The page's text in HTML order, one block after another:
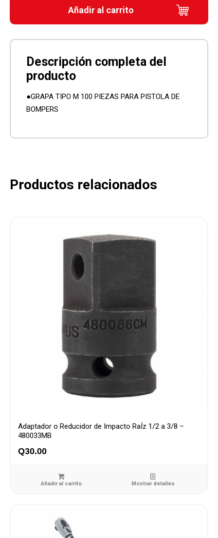
Añadir al carrito
●GRAPA TIPO M 100 PIEZAS PARA PISTOLA DE
BOMPERS
Productos relacionados
Adaptador o Reducidor de Impacto RaÍz 1/2 a 3/8 –
480033MB
Q30.00
Añadir al carrito Mostrar detalles